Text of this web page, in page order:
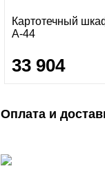
Картотечный
А-44
33 904
Оплата и